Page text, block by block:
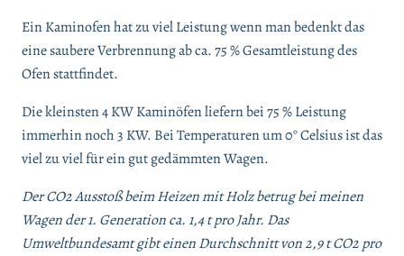
Ein Kaminofen hat zu viel Leistung wenn man bedenkt das
eine saubere Verbrennung ab ca. 75 % Gesamtleistung des
Ofen stattfindet.
Die kleinsten 4 KW Kaminöfen liefern bei 75 % Leistung
immerhin noch 3 KW. Bei Temperaturen um 0° Celsius ist das
viel zu viel für ein gut gedämmten Wagen.
Der CO2 Ausstoß beim Heizen mit Holz betrug bei meinen
Wagen der 1. Generation ca. 1,4 t pro Jahr. Das
Umweltbundesamt gibt einen Durchschnitt von 2,9 t CO2 pro